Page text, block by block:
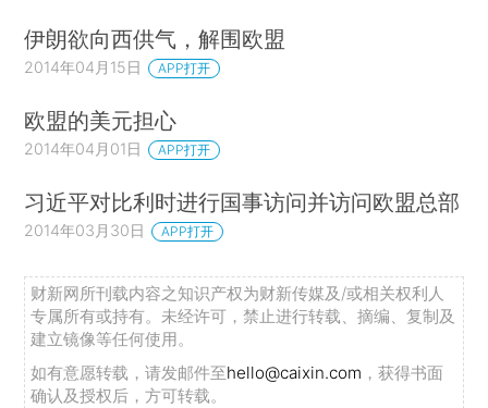
伊朗欲向西供气，解围欧盟
2014年04月15日 APP打开
欧盟的美元担心
2014年04月01日 APP打开
习近平对比利时进行国事访问并访问欧盟总部
2014年03月30日 APP打开
财新网所刊载内容之知识产权为财新传媒及/或相关权利人
专属所有或持有。未经许可，禁止进行转载、摘编、复制及
建立镜像等任何使用。
如有意愿转载，请发邮件至hello@caixin.com ，获得书面
确认及授权后，方可转载。